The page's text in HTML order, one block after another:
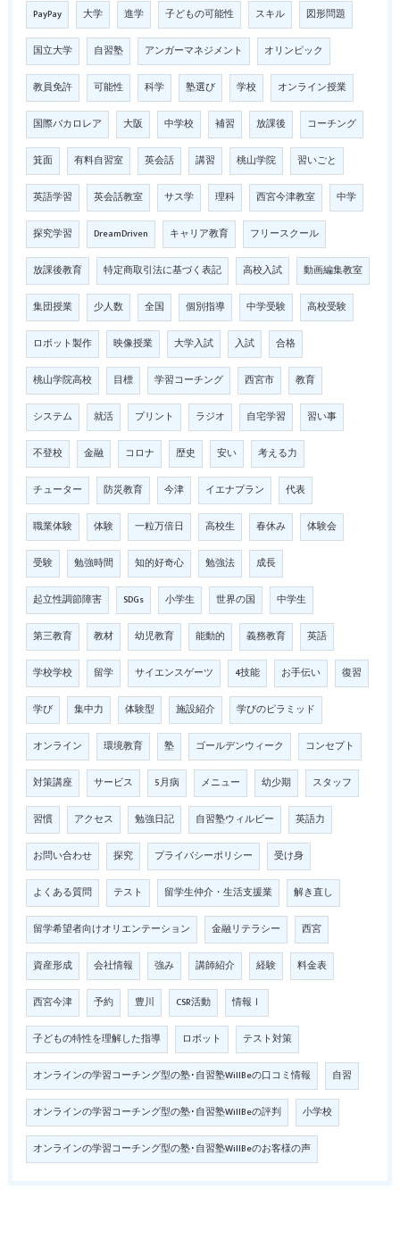
PayPay 大学 進学 子どもの可能性 スキル 図形問題
国立大学 自習塾 アンガーマネジメント オリンピック
教員免許 可能性 科学 塾選び 学校 オンライン授業
国際バカロレア 大阪 中学校 補習 放課後 コーチング
箕面 有料自習室 英会話 講習 桃山学院 習いごと
英語学習 英会話教室 サス学 理科 西宮今津教室 中学
探究学習 DreamDriven キャリア教育 フリースクール
放課後教育 特定商取引法に基づく表記 高校入試 動画編集教室
集団授業 少人数 全国 個別指導 中学受験 高校受験
ロボット製作 映像授業 大学入試 入試 合格
桃山学院高校 目標 学習コーチング 西宮市 教育
システム 就活 プリント ラジオ 自宅学習 習い事
不登校 金融 コロナ 歴史 安い 考える力
チューター 防災教育 今津 イエナプラン 代表
職業体験 体験 一粒万倍日 高校生 春休み 体験会
受験 勉強時間 知的好奇心 勉強法 成長
起立性調節障害 SDGs 小学生 世界の国 中学生
第三教育 教材 幼児教育 能動的 義務教育 英語
学校学校 留学 サイエンスゲーツ 4技能 お手伝い 復習
学び 集中力 体験型 施設紹介 学びのピラミッド
オンライン 環境教育 塾 ゴールデンウィーク コンセプト
対策講座 サービス 5月病 メニュー 幼少期 スタッフ
習慣 アクセス 勉強日記 自習塾ウィルビー 英語力
お問い合わせ 探究 プライバシーポリシー 受け身
よくある質問 テスト 留学生仲介・生活支援業 解き直し
留学希望者向けオリエンテーション 金融リテラシー 西宮
資産形成 会社情報 強み 講師紹介 経験 料金表
西宮今津 予約 豊川 CSR活動 情報Ⅰ
子どもの特性を理解した指導 ロボット テスト対策
オンラインの学習コーチング型の塾･自習塾WillBeの口コミ情報 自習
オンラインの学習コーチング型の塾･自習塾WillBeの評判 小学校
オンラインの学習コーチング型の塾･自習塾WillBeのお客様の声